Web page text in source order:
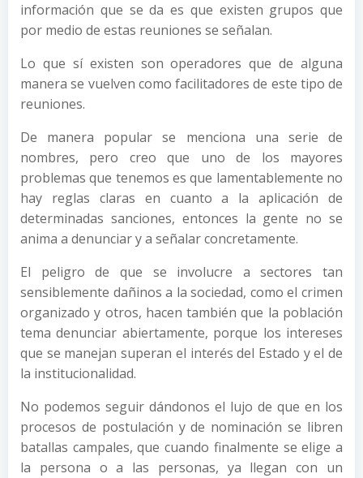
información que se da es que existen grupos que
por medio de estas reuniones se señalan.
Lo que sí existen son operadores que de alguna
manera se vuelven como facilitadores de este tipo de
reuniones.
De manera popular se menciona una serie de
nombres, pero creo que uno de los mayores
problemas que tenemos es que lamentablemente no
hay reglas claras en cuanto a la aplicación de
determinadas sanciones, entonces la gente no se
anima a denunciar y a señalar concretamente.
El peligro de que se involucre a sectores tan
sensiblemente dañinos a la sociedad, como el crimen
organizado y otros, hacen también que la población
tema denunciar abiertamente, porque los intereses
que se manejan superan el interés del Estado y el de
la institucionalidad.
No podemos seguir dándonos el lujo de que en los
procesos de postulación y de nominación se libren
batallas campales, que cuando finalmente se elige a
la persona o a las personas, ya llegan con un